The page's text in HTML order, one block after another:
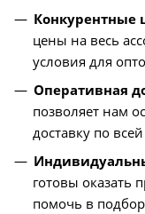
Конкурентные
цены на весь
условия для
Оперативная
позволяет нам
доставку по
готовы оказать
помочь в